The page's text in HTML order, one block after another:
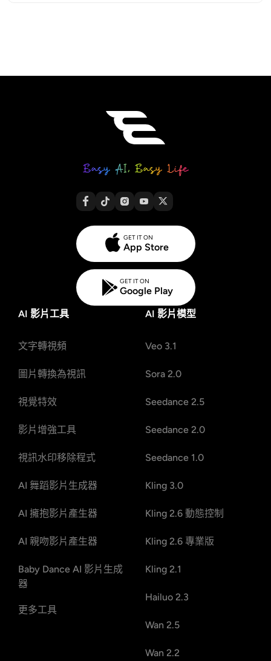
GET IT ON
App Store
GET IT ON
Google Play
AI 影片工具
文字轉視頻
圖片轉換為視訊
視覺特效
影片增強工具
視訊水印移除程式
AI 舞蹈影片生成器
AI 擁抱影片產生器
AI 親吻影片產生器
Baby Dance AI 影片生成
器
更多工具
AI 影片模型
Veo 3.1
Sora 2.0
Seedance 2.5
Seedance 2.0
Seedance 1.0
Kling 3.0
Kling 2.6 動態控制
Kling 2.6 專業版
Kling 2.1
Hailuo 2.3
Wan 2.5
Wan 2.2